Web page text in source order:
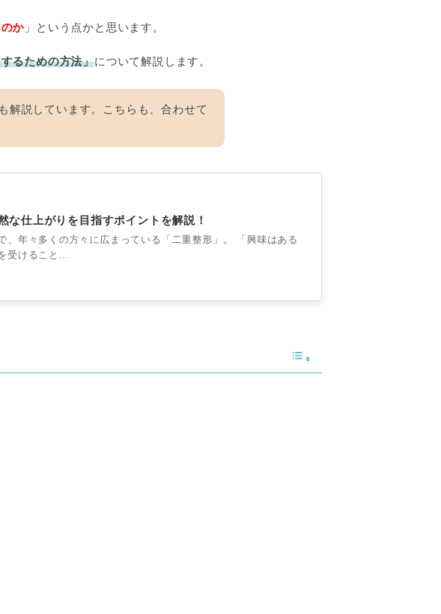
か 」という点かと思います。
るための方法」について解説します。
解説しています。こちらも、合わせて
な仕上がりを目指すポイントを解説！
、年々多くの方々に広まっている「二重整形」。 「興味はある
受けること…